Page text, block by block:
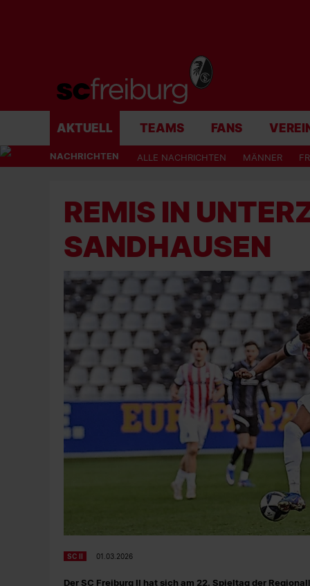
AKTUELL TEAMS FANS VEREIN
NACHRICHTEN ALLE NACHRICHTEN MÄNNER
REMIS IN
SANDHAUSEN
SC II 01.03.2026
Der SC Freiburg II hat sich am 22. Spieltag der